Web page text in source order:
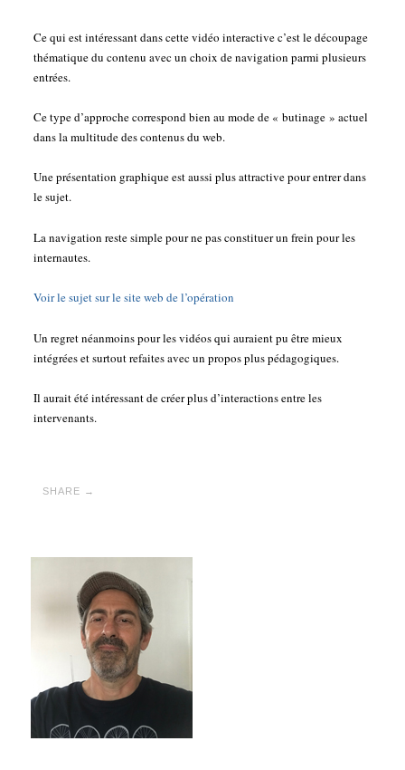
Ce qui est intéressant dans cette vidéo interactive c’est le découpage
thématique du contenu avec un choix de navigation parmi plusieurs
entrées.
Ce type d’approche correspond bien au mode de « butinage » actuel
dans la multitude des contenus du web.
Une présentation graphique est aussi plus attractive pour entrer dans
le sujet.
La navigation reste simple pour ne pas constituer un frein pour les
internautes.
Voir le sujet sur le site web de l’opération
Un regret néanmoins pour les vidéos qui auraient pu être mieux
intégrées et surtout refaites avec un propos plus pédagogiques.
Il aurait été intéressant de créer plus d’interactions entre les
intervenants.
SHARE →